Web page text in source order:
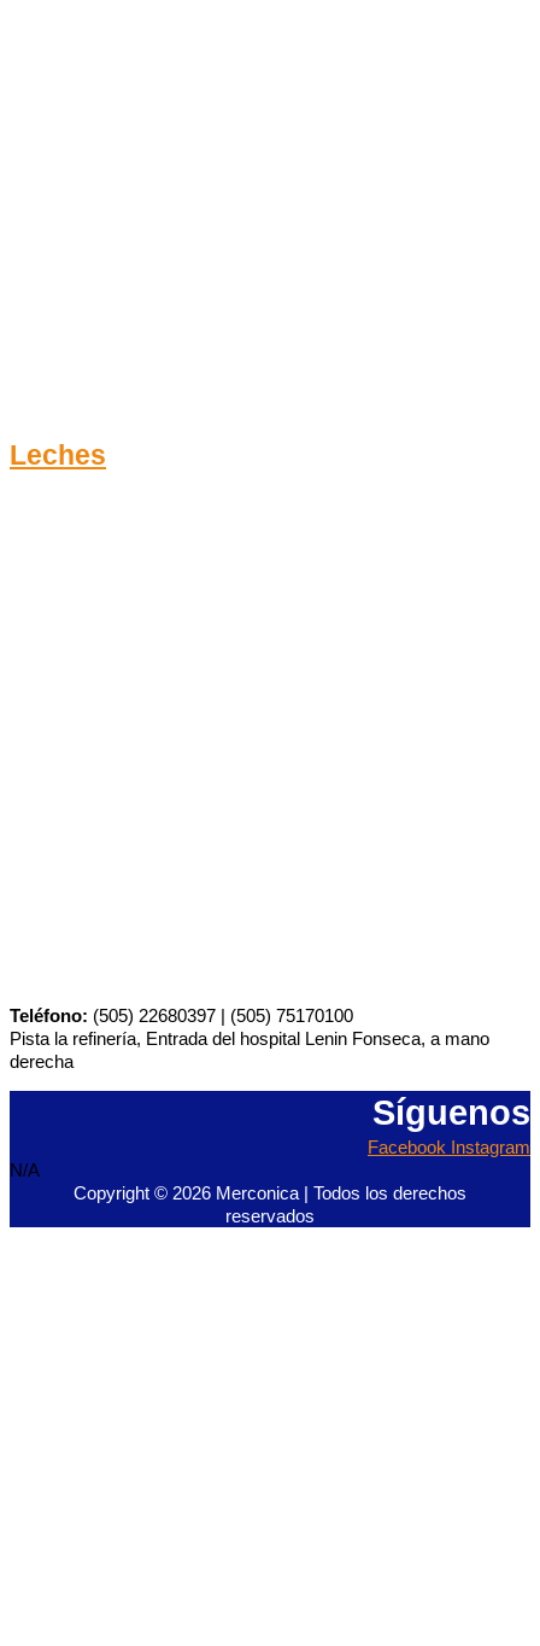
Leches
Teléfono: (505) 22680397 | (505) 75170100
Pista la refinería, Entrada del hospital Lenin Fonseca, a mano
derecha
Síguenos
Facebook Instagram
N/A
Copyright © 2026 Merconica | Todos los derechos
reservados